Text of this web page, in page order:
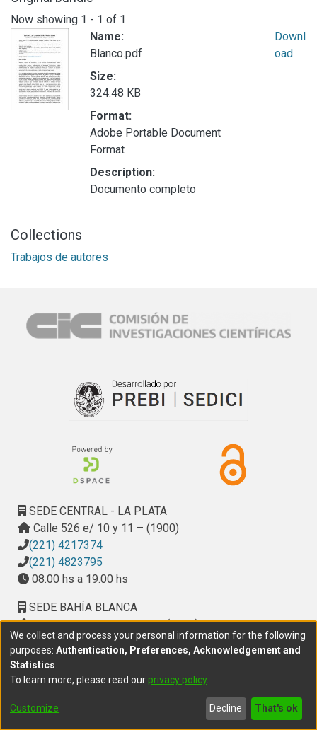
Now showing 1 - 1 of 1
Name:
Blanco.pdf
Size:
324.48 KB
Format:
Adobe Portable Document
Format
Description:
Documento completo
Downl
oad
Collections
Trabajos de autores
SEDE CENTRAL - LA PLATA
Calle 526 e/ 10 y 11 – (1900)
(221) 4217374
(221) 4823795
08.00 hs a 19.00 hs
SEDE BAHÍA BLANCA
Calle Ciudad de Cali 320 – (8000). Universidad
Provincial del Sudoeste (UPSO)
(291) 459 2550
, interno 147
10.00 h a 14.00 h
We collect and process your personal information for the following
purposes: Authentication, Preferences, Acknowledgement and
Statistics
To learn more, please read ourprivacy policy.
Customize Decline That's ok